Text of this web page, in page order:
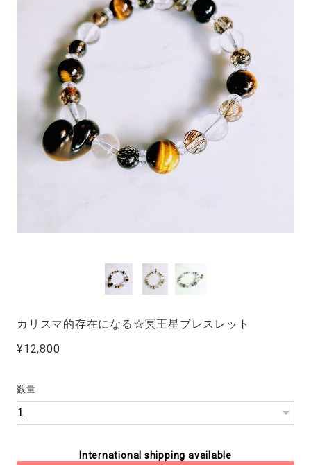
カリスマ的存在になる☆冥王星ブレスレット
¥12,800
数量
International shipping available